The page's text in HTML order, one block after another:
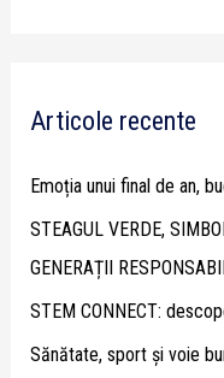
c
o
r
:
Articole recente
Emoția unui final de an,
STEAGUL VERDE,
GENERAȚII
STEM CONNECT:
Sănătate, sport și voie